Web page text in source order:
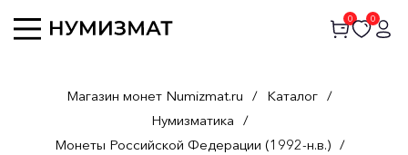
0 0
Магазин монет Numizmat.ru / Каталог /
Нумизматика /
Монеты Российской Федерации (1992-н.в.) /